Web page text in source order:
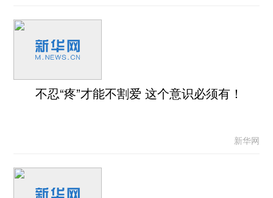
不忍“疼”才能不割爱 这个意识必须有！
新华网